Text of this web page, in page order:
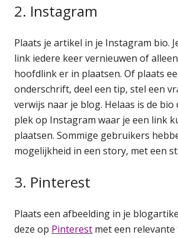
2. Instagram
Plaats je artikel in je Instagram bio.
link iedere keer vernieuwen of
hoofdlink er in plaatsen. Of plaats
onderschrift, deel een tip, stel een
verwijs naar je blog. Helaas is de bio
plek op Instagram waar je een link
plaatsen. Sommige gebruikers
mogelijkheid in een story, met een
3. Pinterest
Plaats een afbeelding in je
deze op Pinterest met een